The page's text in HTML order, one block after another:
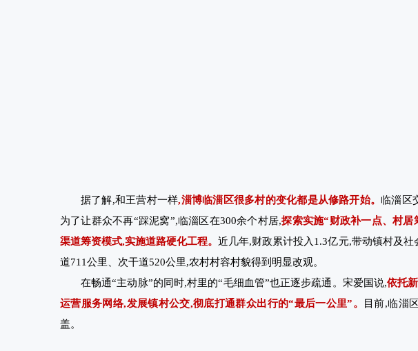
据了解,和王营村一样,淄博临淄区很多村的变化都是从修路开始。临淄区
为了让群众不再“踩泥窝”,临淄区在300余个村居,探索实施“财政补一点、村
渠道筹资模式,实施道路硬化工程。近几年,财政累计投入1.3亿元,带动镇村及
道711公里、次干道520公里,农村村容村貌得到明显改观。
在畅通“主动脉”的同时,村里的“毛细血管”也正逐步疏通。宋爱国说,依托
运营服务网络,发展镇村公交,彻底打通群众出行的“最后一公里”。
目前,临淄
盖。